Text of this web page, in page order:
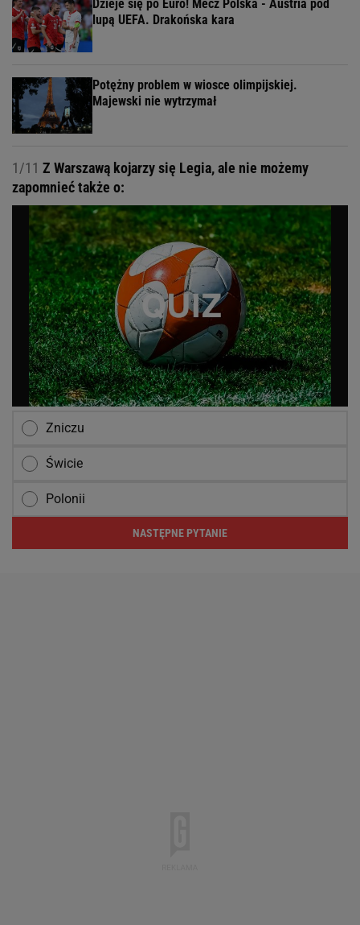
Dzieje się po Euro! Mecz Polska - Austria pod
lupą UEFA. Drakońska kara
Potężny problem w wiosce olimpijskiej.
Majewski nie wytrzymał
1/11 Z Warszawą kojarzy się Legia, ale nie możemy
zapomnieć także o:
Zniczu
Świcie
Polonii
NASTĘPNE PYTANIE